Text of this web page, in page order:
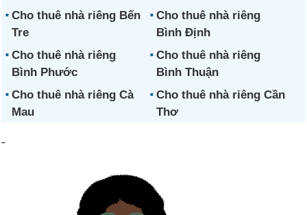
Cho thuê nhà riêng Bến
Tre
Cho thuê nhà riêng
Bình Định
Cho thuê nhà riêng
Bình Phước
Cho thuê nhà riêng
Bình Thuận
Cho thuê nhà riêng Cà
Mau
Cho thuê nhà riêng Cần
Thơ